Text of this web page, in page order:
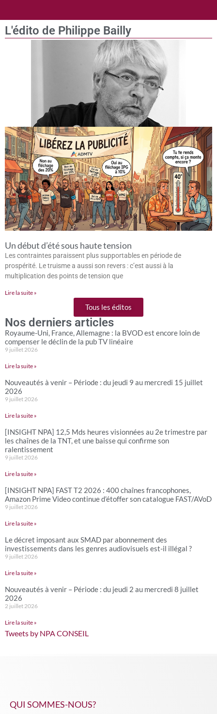
L'édito de Philippe Bailly
Un début d’été sous haute tension
Les contraintes paraissent plus supportables en période de
prospérité. Le truisme a aussi son revers : c’est aussi à la
multiplication des points de tension que
Lire la suite »
Tous les éditos
Nos derniers articles
Royaume-Uni, France, Allemagne : la BVOD est encore loin de
compenser le déclin de la pub TV linéaire
9 juillet 2026
Lire la suite »
Nouveautés à venir – Période : du jeudi 9 au mercredi 15 juillet
2026
9 juillet 2026
Lire la suite »
[INSIGHT NPA] 12,5 Mds heures visionnées au 2e trimestre par
les chaînes de la TNT, et une baisse qui confirme son
ralentissement
9 juillet 2026
Lire la suite »
[INSIGHT NPA] FAST T2 2026 : 400 chaînes francophones,
Amazon Prime Video continue d’étoffer son catalogue FAST/AVoD
9 juillet 2026
Lire la suite »
Le décret imposant aux SMAD par abonnement des
investissements dans les genres audiovisuels est-il illégal ?
9 juillet 2026
Lire la suite »
Nouveautés à venir – Période : du jeudi 2 au mercredi 8 juillet
2026
2 juillet 2026
Lire la suite »
Tweets by NPA CONSEIL
QUI SOMMES-NOUS?